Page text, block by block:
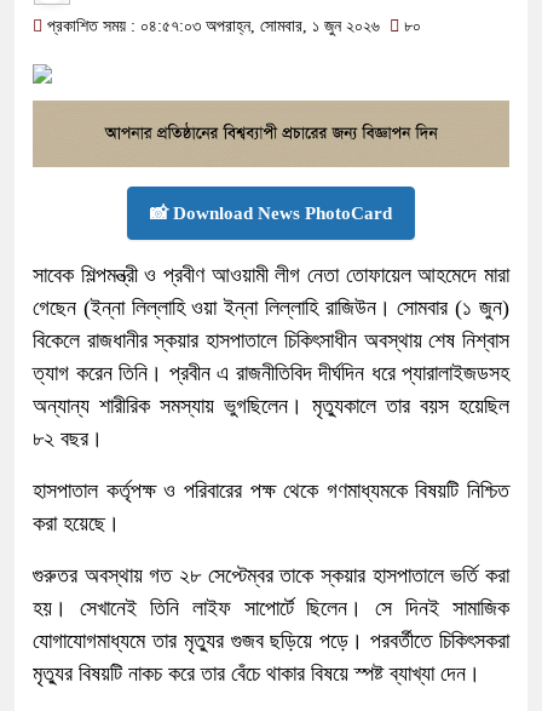
প্রকাশিত সময় : ০৪:৫৭:০৩ অপরাহ্ন, সোমবার, ১ জুন ২০২৬ ৮০
📸 Download News PhotoCard
সাবেক শিল্পমন্ত্রী ও প্রবীণ আওয়ামী লীগ নেতা তোফায়েল আহমেদে মারা
গেছেন (ইন্না লিল্লাহি ওয়া ইন্না লিল্লাহি রাজিউন। সোমবার (১ জুন)
বিকেলে রাজধানীর স্কয়ার হাসপাতালে চিকিৎসাধীন অবস্থায় শেষ নিশ্বাস
ত্যাগ করেন তিনি। প্রবীন এ রাজনীতিবিদ দীর্ঘদিন ধরে প্যারালাইজডসহ
অন্যান্য শারীরিক সমস্যায় ভুগছিলেন। মৃত্যুকালে তার বয়স হয়েছিল
৮২ বছর।
হাসপাতাল কর্তৃপক্ষ ও পরিবারের পক্ষ থেকে গণমাধ্যমকে বিষয়টি নিশ্চিত
করা হয়েছে।
গুরুতর অবস্থায় গত ২৮ সেপ্টেম্বর তাকে স্কয়ার হাসপাতালে ভর্তি করা
হয়। সেখানেই তিনি লাইফ সাপোর্টে ছিলেন। সে দিনই সামাজিক
যোগাযোগমাধ্যমে তার মৃত্যুর গুজব ছড়িয়ে পড়ে। পরবর্তীতে চিকিৎসকরা
মৃত্যুর বিষয়টি নাকচ করে তার বেঁচে থাকার বিষয়ে স্পষ্ট ব্যাখ্যা দেন।